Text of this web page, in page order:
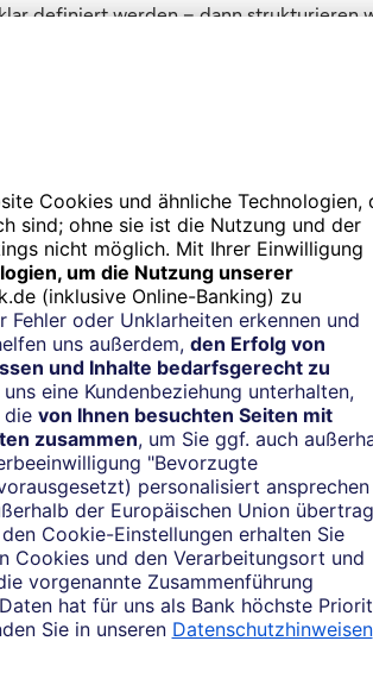
definiert werden – dann strukturieren
Ergänzungen?
geeignet, sowohl stark wachsende
Schwierigkeiten mit Liquidität zu
sowohl der Bestand an Forderungen
– und auf diese beiden Assets
können wir finanzieren, weil wir
wirtschaftliche Situation des
gegen den sich die Forderung richtet.
durchgehen. Der
Das hatte lange ein Schmuddel-Image:
schlecht bestellt sein. Ist das vorbei?
Bestandteil der
nutzen dieses Instrument: 2023
Wert von 384,4 Milliarden Euro
– da kann man wohl kaum mehr von
über das sogenannte stille Factoring
wird, ist die Wahrnehmung